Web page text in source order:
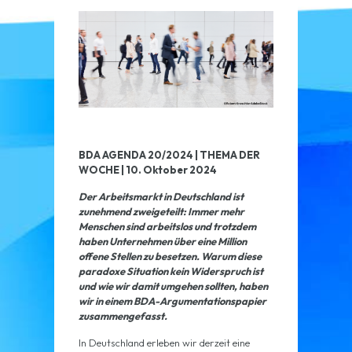
BDA AGENDA 20/2024 | THEMA DER
WOCHE | 10. Oktober 2024
Der Arbeitsmarkt in Deutschland ist
zunehmend zweigeteilt: Immer mehr
Menschen sind arbeitslos und trotzdem
haben Unternehmen über eine Million
offene Stellen zu besetzen. Warum diese
paradoxe Situation kein Widerspruch ist
und wie wir damit umgehen sollten, haben
wir in einem BDA-Argumentationspapier
zusammengefasst.
In Deutschland erleben wir derzeit eine